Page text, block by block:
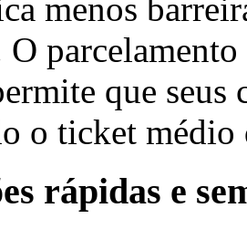
menos
O
que seus
o ticket médio
rápidas e